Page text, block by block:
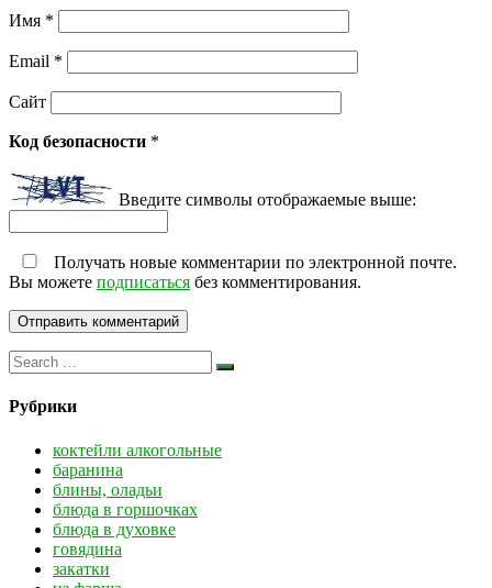
Имя *
Email *
Сайт
Код безопасности *
Введите символы отображаемые выше:
Получать новые комментарии по электронной почте.
Вы можете подписаться без комментирования.
Рубрики
коктейли алкогольные
баранина
блины, оладьи
блюда в горшочках
блюда в духовке
говядина
закатки